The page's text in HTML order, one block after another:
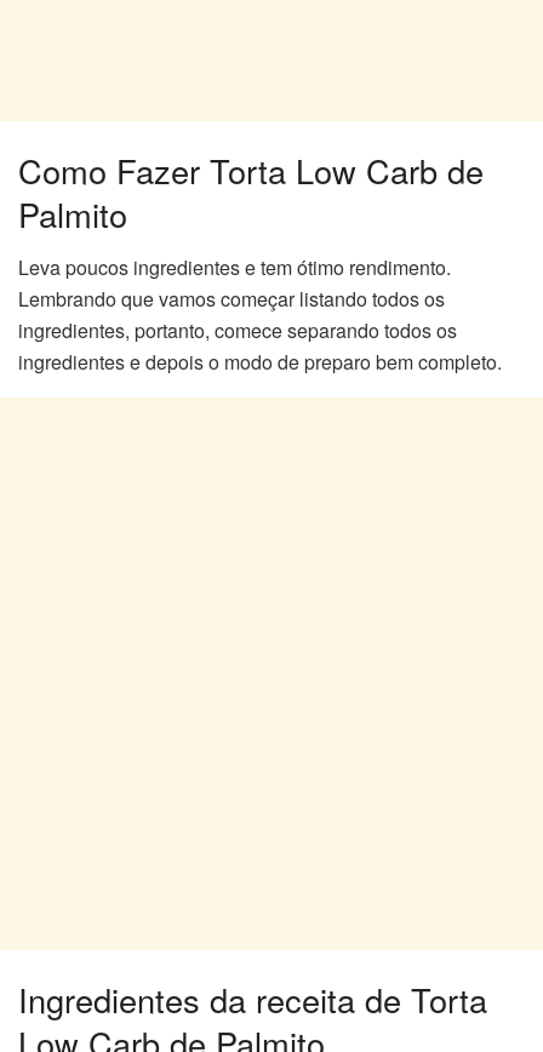
Como Fazer Torta Low Carb de
Palmito
Leva poucos ingredientes e tem ótimo rendimento.
Lembrando que vamos começar listando todos os
ingredientes, portanto, comece separando todos os
ingredientes e depois o modo de preparo bem completo.
Ingredientes da receita de Torta